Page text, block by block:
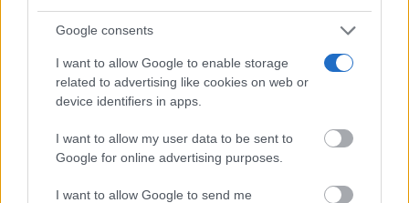
Google consents
I want to allow Google to enable storage
related to advertising like cookies on web or
device identifiers in apps.
I want to allow my user data to be sent to
Google for online advertising purposes.
I want to allow Google to send me
¿Qué pensarías si esto fuera normal en tu país?